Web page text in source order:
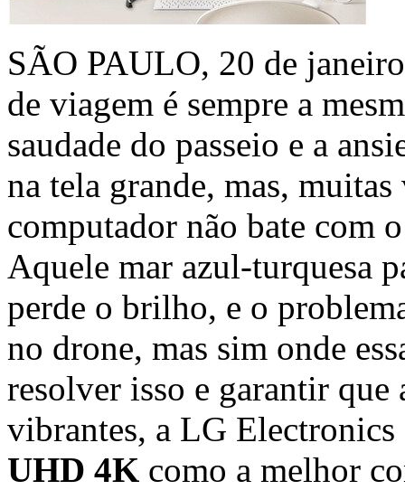
SÃO PAULO, 20 de
de viagem é sempre a
saudade do passeio e a
na tela grande, mas,
computador não bate com
Aquele mar azul-turquesa
perde o brilho, e o
no drone, mas sim onde
resolver isso e garantir que
vibrantes, a LG
UHD 4K como a melhor